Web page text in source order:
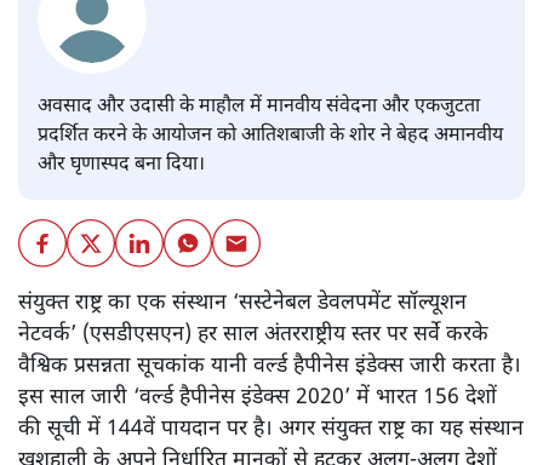
कोरोना: मानवता पर घोर संकट के
दौरान अमानवीय है आतिशबाज़ी
करना!
विचार| अनिल जैन| 12 MAY, 2021
अनिल जैन
अवसाद और उदासी के माहौल में मानवीय संवेदना और एकजुटता
प्रदर्शित करने के आयोजन को आतिशबाजी के शोर ने बेहद अमानवीय
और घृणास्पद बना दिया।